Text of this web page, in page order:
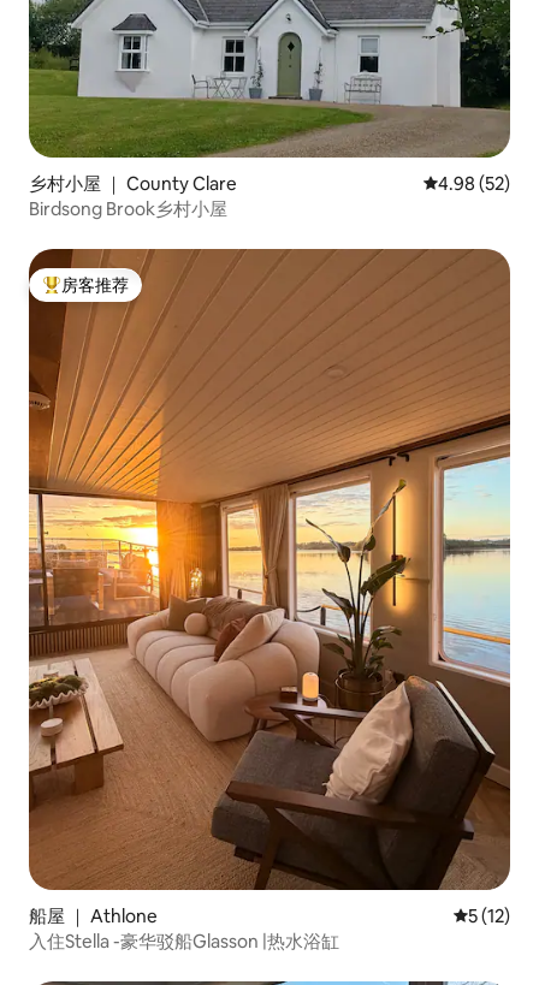
乡村小屋 ｜ County Clare 平均评分
4.98 (52)
Birdsong Brook乡村小屋
热门「房客推荐」
房客推荐
船屋 ｜ Athlone 平均评分
5 (12)
入住Stella -豪华驳船Glasson |热水浴缸